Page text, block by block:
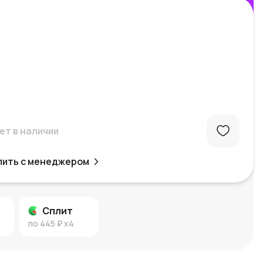
в наличии
с менеджером
Сплит
по 445 ₽x4